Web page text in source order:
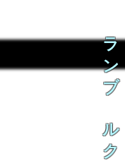
ラ
ン
ブ
ル
ク